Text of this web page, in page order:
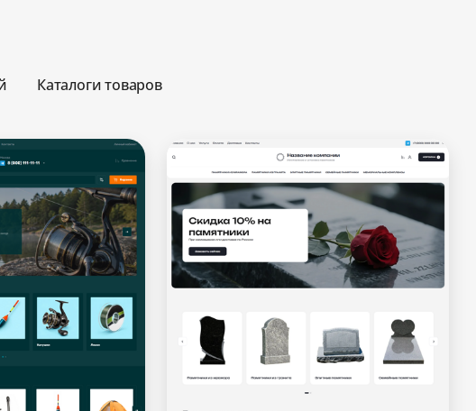
Каталоги товаров